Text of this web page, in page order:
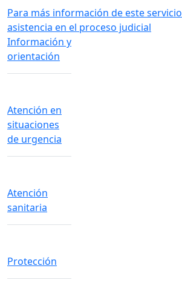
Para más información de este servicio
asistencia en el proceso judicial
Información y
orientación
Atención en
situaciones
de urgencia
Atención
sanitaria
Protección